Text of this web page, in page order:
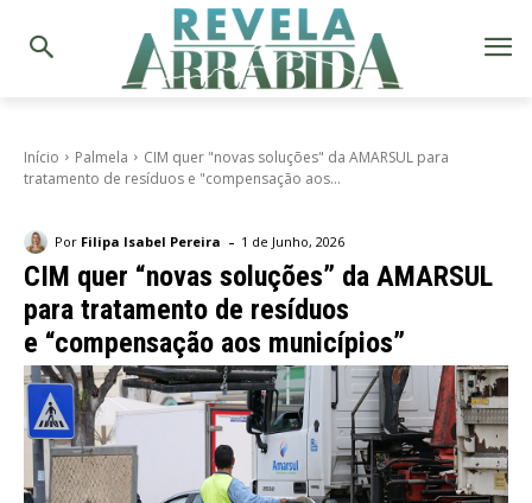
Início Palmela
CIM quer "novas soluções" da AMARSUL para
tratamento de resíduos e "compensação aos...
Por Filipa Isabel Pereira - 1 de Junho, 2026
CIM quer “novas soluções” da AMARSUL
para tratamento de resíduos
e “compensação aos municípios”